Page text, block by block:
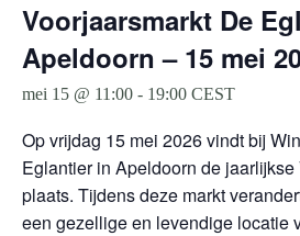
Voorjaarsmarkt De
Apeldoorn – 15 mei
mei 15 @ 11:00 - 19:00 CEST
Op vrijdag 15 mei 2026 vindt bij
Eglantier in Apeldoorn de jaarlijkse
plaats. Tijdens deze markt
een gezellige en levendige locatie